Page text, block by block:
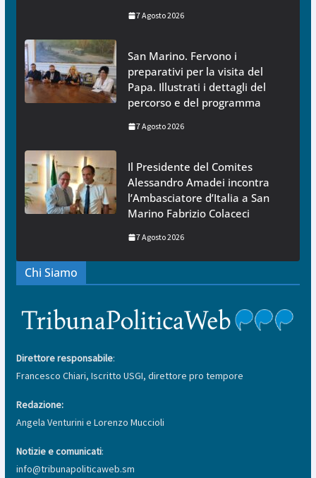
7 Agosto 2026
San Marino. Fervono i
preparativi per la visita del
Papa. Illustrati i dettagli del
percorso e del programma
7 Agosto 2026
Il Presidente del Comites
Alessandro Amadei incontra
l’Ambasciatore d’Italia a San
Marino Fabrizio Colaceci
7 Agosto 2026
Chi Siamo
Direttore responsabile:
Francesco Chiari, Iscritto USGI, direttore pro tempore
Redazione:
Angela Venturini e Lorenzo Muccioli
Notizie e comunicati:
info@tribunapoliticaweb.sm